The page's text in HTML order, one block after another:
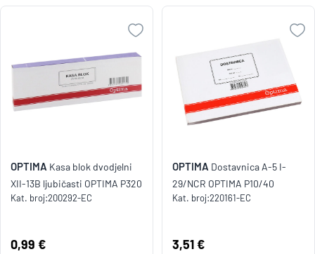
OPTIMA Kasa blok dvodjelni
XII-13B ljubičasti OPTIMA P320
Kat. broj:200292-EC
Cijena:
0,99 €
OPTIMA Dostavnica A-5 I-
29/NCR OPTIMA P10/40
Kat. broj:220161-EC
Cijena:
3,51 €